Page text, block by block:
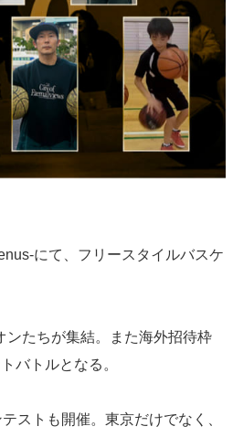
にて、フリースタイルバスケ
たちが集結。また海外招待枠
バトルとなる。
ストも開催。東京だけでなく、